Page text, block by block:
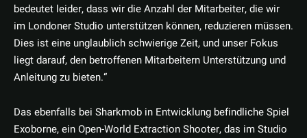
bedeutet leider, dass wir die Anzahl der Mitarbeiter, die wir
im Londoner Studio unterstützen können, reduzieren müssen.
Dies ist eine unglaublich schwierige Zeit, und unser Fokus
liegt darauf, den betroffenen Mitarbeitern Unterstützung und
Anleitung zu bieten.“
Das ebenfalls bei Sharkmob in Entwicklung befindliche Spiel
Exoborne, ein Open-World Extraction Shooter, das im Studio